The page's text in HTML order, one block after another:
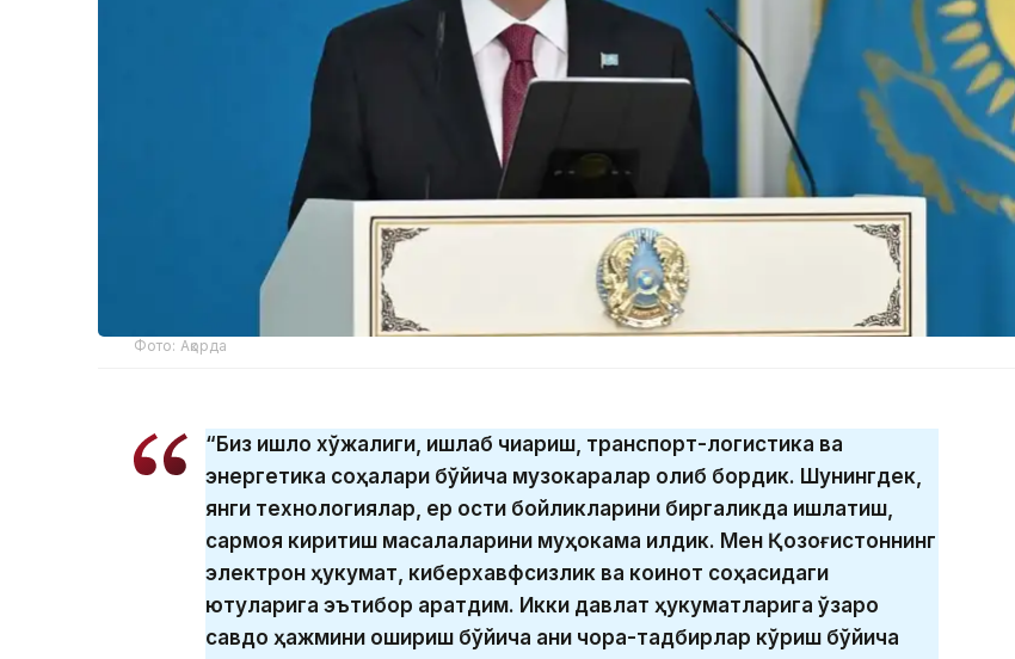
Фото: Ақорда
“Биз қишлоқ хўжалиги, ишлаб чиқариш, транспорт-логистика ва
энергетика соҳалари бўйича музокаралар олиб бордик. Шунингдек,
янги технологиялар, ер ости бойликларини биргаликда ишлатиш,
сармоя киритиш масалаларини муҳокама қилдик. Мен Қозоғистоннинг
электрон ҳукумат, киберхавфсизлик ва коинот соҳасидаги
ютуқларига эътибор қаратдим. Икки давлат ҳукуматларига ўзаро
савдо ҳажмини ошириш бўйича аниқ чора-тадбирлар кўриш бўйича